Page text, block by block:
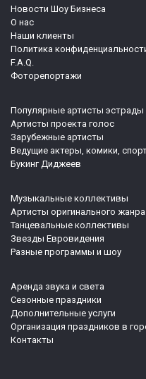
Новости Шоу Бизнеса
О нас
Наши клиенты
Политика
F.A.Q.
Фоторепортажи
Популярные артисты эстрады
Артисты проекта голос
Зарубежные артисты
Ведущие актеры, комики,
Букинг Диджеев
Музыкальные коллективы
Артисты оригинального жанра
Танцевальные коллективы
Звезды Евровидения
Разные программы и шоу
Аренда звука и света
Сезонные праздники
Дополнительные услуги
Организация праздников в
Контакты